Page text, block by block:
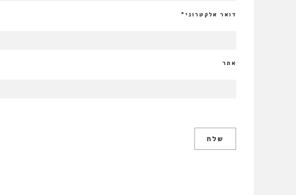
דואר אלקטרוני *
אתר